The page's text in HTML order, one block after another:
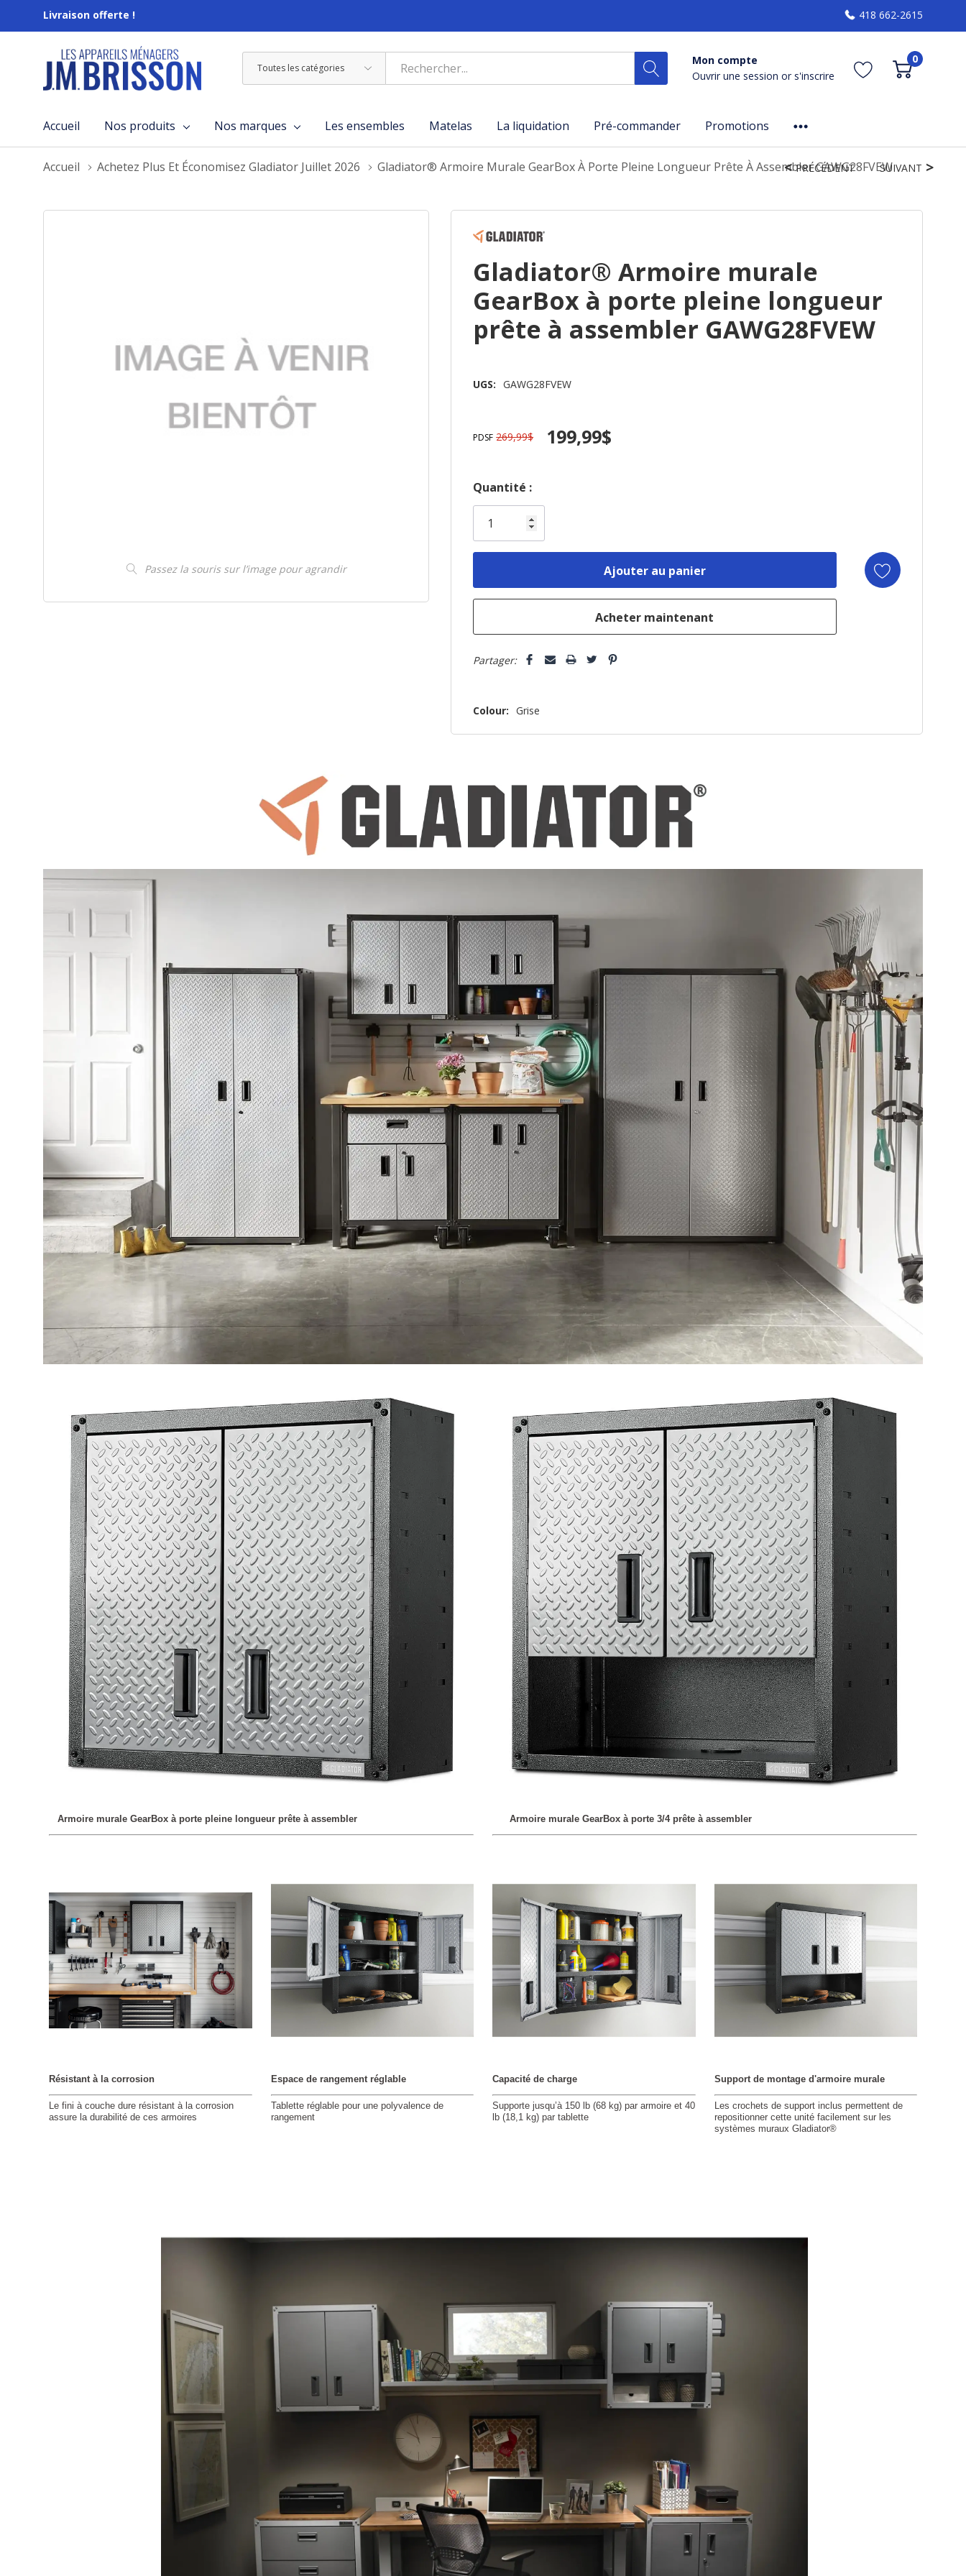
Livraison offerte ! 418 662-2615
Toutes
les
Rechercher
Mon compte
Ouvrir une session or s'inscrire
0
Accueil Nos produits Nos marques Les ensembles Matelas La liquidation Pré-commander Promotions
Accueil Achetez Plus Et Économisez Gladiator Juillet 2026 Gladiator® Armoire Murale GearBox À Porte Pleine Longueur Prête À Assembler GAWG28FVEW
Passez la souris sur l’image pour agrandir
PRÉCÉDENT SUIVANT
Gladiator® Armoire murale
GearBox à porte pleine longueur
prête à assembler GAWG28FVEW
UGS: GAWG28FVEW
PDSF 269,99$ 199,99$
Dépêchez-
vous!
plus
Quantité :
Partager:
Colour: Grise